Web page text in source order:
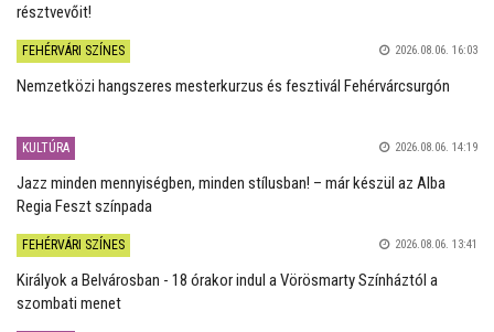
résztvevőit!
FEHÉRVÁRI SZÍNES 2026.08.06. 16:03
Nemzetközi hangszeres mesterkurzus és fesztivál Fehérvárcsurgón
KULTÚRA 2026.08.06. 14:19
Jazz minden mennyiségben, minden stílusban! – már készül az Alba
Regia Feszt színpada
FEHÉRVÁRI SZÍNES 2026.08.06. 13:41
Királyok a Belvárosban - 18 órakor indul a Vörösmarty Színháztól a
szombati menet